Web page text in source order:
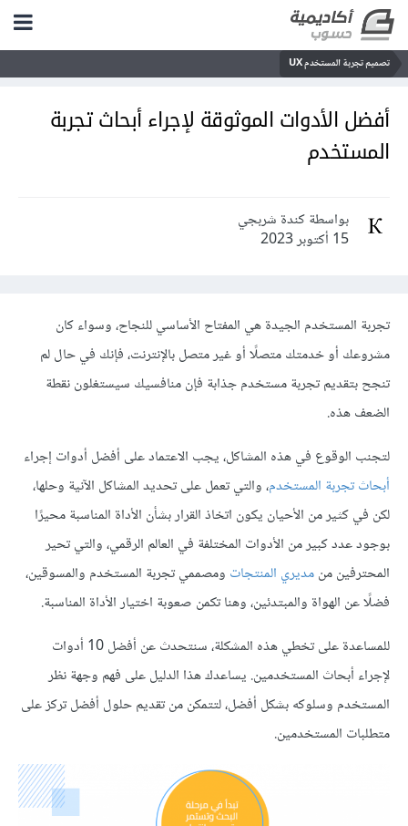
تصميم تجربة المستخدم UX
أفضل الأدوات الموثوقة لإجراء أبحاث تجربة
المستخدم
بواسطة كندة شربجي
15 أكتوبر 2023
تجربة المستخدم الجيدة هي المفتاح الأساسي للنجاح، وسواء كان
مشروعك أو خدمتك متصلًا أو غير متصل بالإنترنت، فإنك في حال لم
تنجح بتقديم تجربة مستخدم جذابة فإن منافسيك سيستغلون نقطة
الضعف هذه.
لتجنب الوقوع في هذه المشاكل، يجب الاعتماد على أفضل أدوات إجراء
أبحاث تجربة المستخدم، والتي تعمل على تحديد المشاكل الآنية وحلها،
لكن في كثير من الأحيان يكون اتخاذ القرار بشأن الأداة المناسبة محيرًا
بوجود عدد كبير من الأدوات المختلفة في العالم الرقمي، والتي تحير
المحترفين منمديري المنتجات ومصممي تجربة المستخدم والمسوقين،
فضلًا عن الهواة والمبتدئين، وهنا تكمن صعوبة اختيار الأداة المناسبة.
للمساعدة على تخطي هذه المشكلة، سنتحدث عن أفضل 10 أدوات
لإجراء أبحاث المستخدمين. يساعدك هذا الدليل على فهم وجهة نظر
المستخدم وسلوكه بشكل أفضل، لتتمكن من تقديم حلول أفضل تركز على
متطلبات المستخدمين.